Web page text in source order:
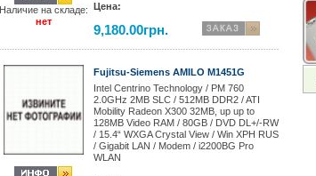
Наличие на складе:
нет
Цена:
9,180.00грн.
Fujitsu-Siemens AMILO M1451G
Intel Centrino Technology / PM 760
2.0GHz 2MB SLC / 512MB DDR2 / ATI
Mobility Radeon X300 32MB, up up to
128MB Video RAM / 80GB / DVD DL+/-RW
/ 15.4“ WXGA Crystal View / Win XPH RUS
/ Gigabit LAN / Modem / i2200BG Pro
WLAN